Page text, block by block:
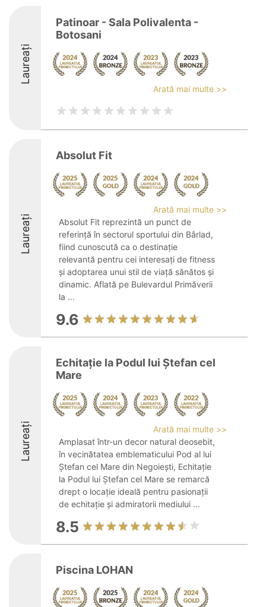
Laureați
Patinoar - Sala Polivalenta -
Botosani
Arată mai multe >>
Laureați
Absolut Fit
Arată mai multe >>
Absolut Fit reprezintă un punct de
referință în sectorul sportului din Bârlad,
fiind cunoscută ca o destinație
relevantă pentru cei interesați de fitness
și adoptarea unui stil de viață sănătos și
dinamic. Aflată pe Bulevardul Primăverii
la ...
9.6
Laureați
Echitație la Podul lui Ştefan cel
Mare
Arată mai multe >>
Amplasat într-un decor natural deosebit,
în vecinătatea emblematicului Pod al lui
Ștefan cel Mare din Negoiești, Echitație
la Podul lui Ștefan cel Mare se remarcă
drept o locație ideală pentru pasionații
de echitație și admiratorii mediului ...
8.5
Piscina LOHAN